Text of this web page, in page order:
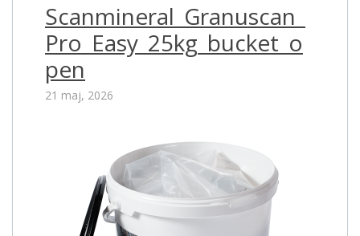
Scanmineral_Granuscan_
Pro_Easy_25kg_bucket_o
pen
21 maj, 2026